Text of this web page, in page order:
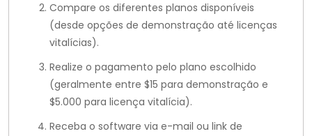
Compare os diferentes planos disponíveis
(desde opções de demonstração até licenças
vitalícias).
Realize o pagamento pelo plano escolhido
(geralmente entre $15 para demonstração e
$5.000 para licença vitalícia).
Receba o software via e-mail ou link de